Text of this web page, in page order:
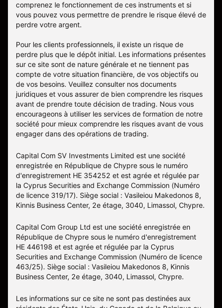
comprenez le fonctionnement de ces instruments et si
vous pouvez vous permettre de prendre le risque élevé de
perdre votre argent.
Pour les clients professionnels, il existe un risque de
perdre plus que le dépôt initial. Les informations présentes
sur ce site sont de nature générale et ne tiennent pas
compte de votre situation financière, de vos objectifs ou
de vos besoins. Veuillez consulter nos documents
juridiques et vous assurer de bien comprendre les risques
avant de prendre toute décision de trading. Nous vous
encourageons à utiliser les services de formation de notre
société pour mieux comprendre les risques avant de vous
engager dans des opérations de trading.
Capital Com SV Investments Limited est une société
enregistrée en République de Chypre sous le numéro
d'enregistrement HE 354252 et est agrée et régulée par
la Cyprus Securities and Exchange Commission (Numéro
de licence 319/17). Siège social : Vasileiou Makedonos 8,
Kinnis Business Center, 2e étage, 3040, Limassol, Chypre.
Capital Com Group Ltd est une société enregistrée en
République de Chypre sous le numéro d'enregistrement
ΗΕ 446198 et est agrée et régulée par la Cyprus
Securities and Exchange Commission (Numéro de licence
463/25). Siège social : Vasileiou Makedonos 8, Kinnis
Business Center, 2e étage, 3040, Limassol, Chypre.
Les informations sur ce site ne sont pas destinées aux